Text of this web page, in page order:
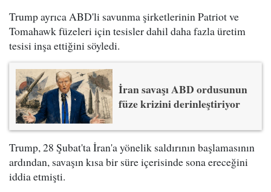
Trump ayrıca ABD'li savunma şirketlerinin Patriot ve
Tomahawk füzeleri için tesisler dahil daha fazla üretim
tesisi inşa ettiğini söyledi.
İran savaşı ABD ordusunun
füze krizini derinleştiriyor
Trump, 28 Şubat'ta İran'a yönelik saldırının başlamasının
ardından, savaşın kısa bir süre içerisinde sona ereceğini
iddia etmişti.